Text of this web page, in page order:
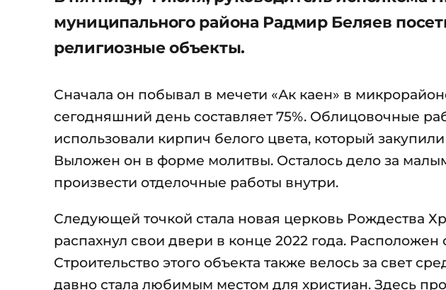
муниципального района Радмир Беляев
религиозные объекты.
Сначала он побывал в мечети «Ак каен» в
сегодняшний день составляет 75%. Облицовочные
использовали кирпич белого цвета, который
Выложен он в форме молитвы. Осталось дело за
произвести отделочные работы внутри.
Следующей точкой стала новая церковь Рождества
распахнул свои двери в конце 2022 года.
Строительство этого объекта также велось за свет
давно стала любимым местом для христиан. Здесь